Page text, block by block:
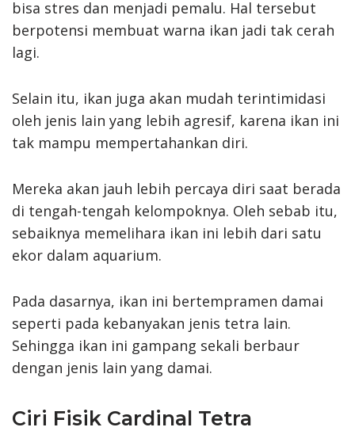
bisa stres dan menjadi pemalu. Hal tersebut
berpotensi membuat warna ikan jadi tak cerah
lagi.
Selain itu, ikan juga akan mudah terintimidasi
oleh jenis lain yang lebih agresif, karena ikan ini
tak mampu mempertahankan diri.
Mereka akan jauh lebih percaya diri saat berada
di tengah-tengah kelompoknya. Oleh sebab itu,
sebaiknya memelihara ikan ini lebih dari satu
ekor dalam aquarium.
Pada dasarnya, ikan ini bertempramen damai
seperti pada kebanyakan jenis tetra lain.
Sehingga ikan ini gampang sekali berbaur
dengan jenis lain yang damai.
Ciri Fisik Cardinal Tetra